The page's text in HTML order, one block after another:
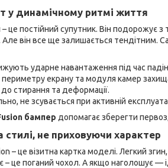
у динамічному ритмі життя
це постійний супутник. Він подорожує з
Але він все ще залишається тендітним.
ударне навантаження під час
екрану та модуля камер
стирання та деформації.
не зсувається при активній
бампер допомагає зберегти
стилі, не приховуючи характер
– це візитна картка моделі. Легкий
– це поганий чохол. А якщо наголошує —